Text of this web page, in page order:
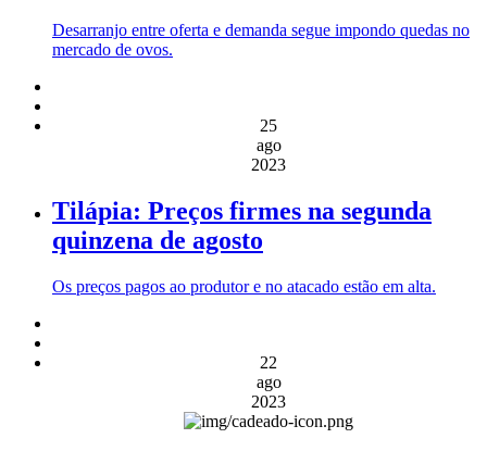
Desarranjo entre oferta e demanda segue impondo quedas no
mercado de ovos.
25
ago
2023
Tilápia: Preços firmes na segunda
quinzena de agosto
Os preços pagos ao produtor e no atacado estão em alta.
22
ago
2023